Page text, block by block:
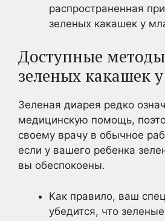
распространенная
зеленых какашек у
Доступные
зеленых какашек
Зеленая диарея редко
медицинскую помощь,
своему врачу в обычное
если у вашего ребенка
вы обеспокоены.
Как правило, ваш
убедится, что